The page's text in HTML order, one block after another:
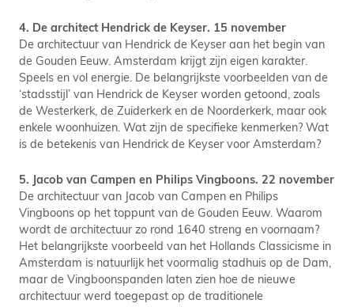
4. De architect Hendrick de Keyser. 15 november
De architectuur van Hendrick de Keyser aan het begin van
de Gouden Eeuw. Amsterdam krijgt zijn eigen karakter.
Speels en vol energie. De belangrijkste voorbeelden van de
‘stadsstijl’ van Hendrick de Keyser worden getoond, zoals
de Westerkerk, de Zuiderkerk en de Noorderkerk, maar ook
enkele woonhuizen. Wat zijn de specifieke kenmerken? Wat
is de betekenis van Hendrick de Keyser voor Amsterdam?
5. Jacob van Campen en Philips Vingboons. 22 november
De architectuur van Jacob van Campen en Philips
Vingboons op het toppunt van de Gouden Eeuw. Waarom
wordt de architectuur zo rond 1640 streng en voornaam?
Het belangrijkste voorbeeld van het Hollands Classicisme in
Amsterdam is natuurlijk het voormalig stadhuis op de Dam,
maar de Vingboonspanden laten zien hoe de nieuwe
architectuur werd toegepast op de traditionele